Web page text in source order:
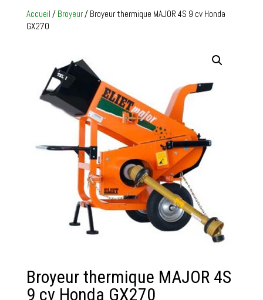
Accueil / Broyeur/ Broyeur thermique MAJOR 4S 9 cv Honda
GX270
Broyeur thermique MAJOR 4S
9 cv Honda GX270